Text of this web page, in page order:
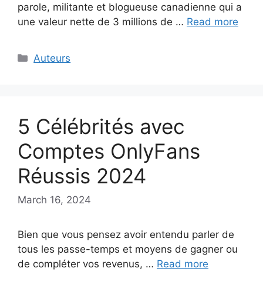
parole, militante et blogueuse canadienne qui a
une valeur nette de 3 millions de … Read more
Categories
Auteurs
5 Célébrités avec
Comptes OnlyFans
Réussis 2024
March 16, 2024
Bien que vous pensez avoir entendu parler de
tous les passe-temps et moyens de gagner ou
de compléter vos revenus, … Read more